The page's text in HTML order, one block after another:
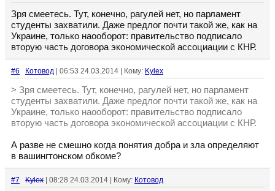
Зря смеетесь. Тут, конечно, рагулей нет, но парламент
студенты захватили. Даже предлог почти такой же, как на
Украине, только наооборот: правительство подписало
вторую часть договора экономической ассоциации с КНР.
#6 Котовод | 06:53 24.03.2014 | Кому: Kylex
> Зря смеетесь. Тут, конечно, рагулей нет, но парламент
студенты захватили. Даже предлог почти такой же, как на
Украине, только наооборот: правительство подписало
вторую часть договора экономической ассоциации с КНР.
А разве не смешно когда понятия добра и зла определяют
в вашингтонском обкоме?
#7 Kylex | 08:28 24.03.2014 | Кому: Котовод